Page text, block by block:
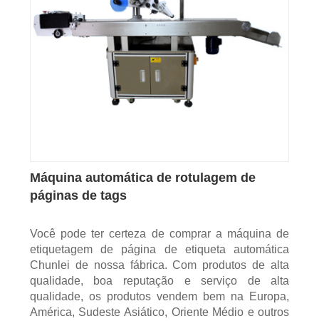
Máquina automática de rotulagem de
páginas de tags
Você pode ter certeza de comprar a máquina de
etiquetagem de página de etiqueta automática
Chunlei de nossa fábrica. Com produtos de alta
qualidade, boa reputação e serviço de alta
qualidade, os produtos vendem bem na Europa,
América, Sudeste Asiático, Oriente Médio e outros